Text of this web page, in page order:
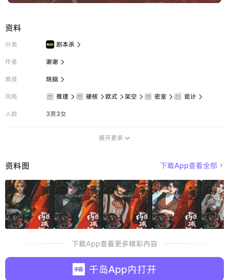
资料
分类 剧本杀 
作者 谢谢 
难度 烧脑 
风格 推理  硬核  欧式  架空  密室  诡计 
人数 3男3女
展开更多 
资料图 下载App查看全部 
下载App查看更多精彩内容
千岛App内打开